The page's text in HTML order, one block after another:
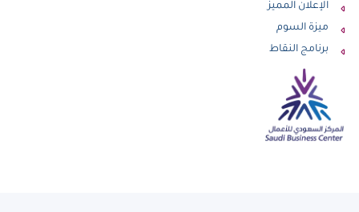
الإعلان المميز
ميزة السوم
برنامج النقاط